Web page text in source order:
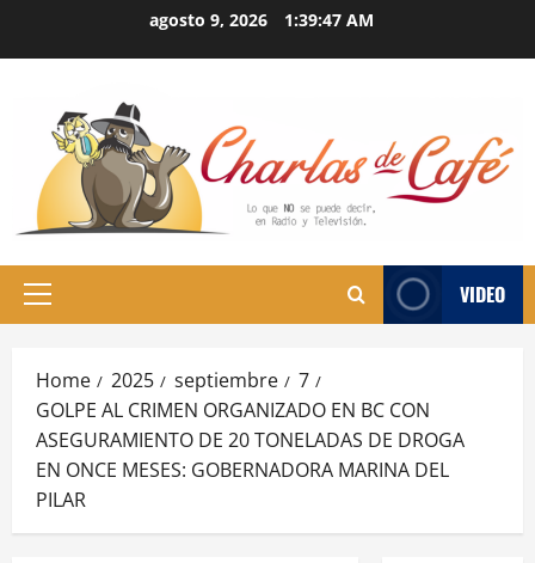
agosto 9, 2026 1:39:48 AM
Primary
VIDEO
Home 2025 septiembre
7
GOLPE AL CRIMEN ORGANIZADO EN BC CON
ASEGURAMIENTO DE 20 TONELADAS DE DROGA
EN ONCE MESES: GOBERNADORA MARINA DEL
PILAR